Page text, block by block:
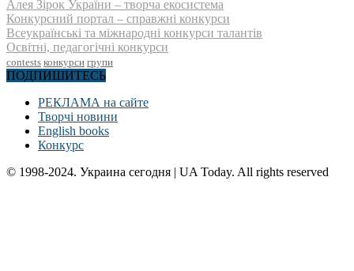
Алея Зірок України – творча екосистема
Конкурсний портал – справжні конкурси
Всеукраїнські та міжнародні конкурси талантів
Освітні, педагогічні конкурси
contests конкурси групи
ПОДПИШИТЕСЬ
РЕКЛАМА на сайте
Творчі новини
English books
Конкурс
© 1998-2024. Украина сегодня | UA Today. All rights reserved